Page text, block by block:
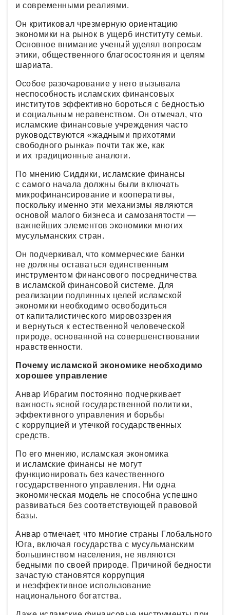
и современными реалиями.
Он критиковал чрезмерную ориентацию
экономики на рынок в ущерб институту семьи.
Основное внимание ученый уделял вопросам
этики, общественного благосостояния и целям
шариата.
Особое разочарование у него вызывала
неспособность исламских финансовых
институтов эффективно бороться с бедностью
и социальным неравенством. Он отмечал, что
исламские финансовые учреждения часто
руководствуются «жадными прихотями
свободного рынка» почти так же, как
и их традиционные аналоги.
По мнению Сиддики, исламские финансы
с самого начала должны были включать
микрофинансирование и кооперативы,
поскольку именно эти механизмы являются
основой малого бизнеса и самозанятости —
важнейших элементов экономики многих
мусульманских стран.
Он подчеркивал, что коммерческие банки
не должны оставаться единственным
инструментом финансового посредничества
в исламской финансовой системе. Для
реализации подлинных целей исламской
экономики необходимо освободиться
от капиталистического мировоззрения
и вернуться к естественной человеческой
природе, основанной на совершенствовании
нравственности.
Почему исламской экономике необходимо
хорошее управление
Анвар Ибрагим постоянно подчеркивает
важность ясной государственной политики,
эффективного управления и борьбы
с коррупцией и утечкой государственных
средств.
По его мнению, исламская экономика
и исламские финансы не могут
функционировать без качественного
государственного управления. Ни одна
экономическая модель не способна успешно
развиваться без соответствующей правовой
базы.
Анвар отмечает, что многие страны Глобального
Юга, включая государства с мусульманским
большинством населения, не являются
бедными по своей природе. Причиной бедности
зачастую становятся коррупция
и неэффективное использование
национального богатства.